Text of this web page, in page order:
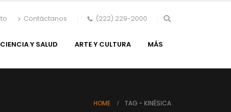
Contáctanos (222) 229-2000
CIENCIA Y SALUD ARTE Y CULTURA MÁS
HOME TAG - KINÉSICA